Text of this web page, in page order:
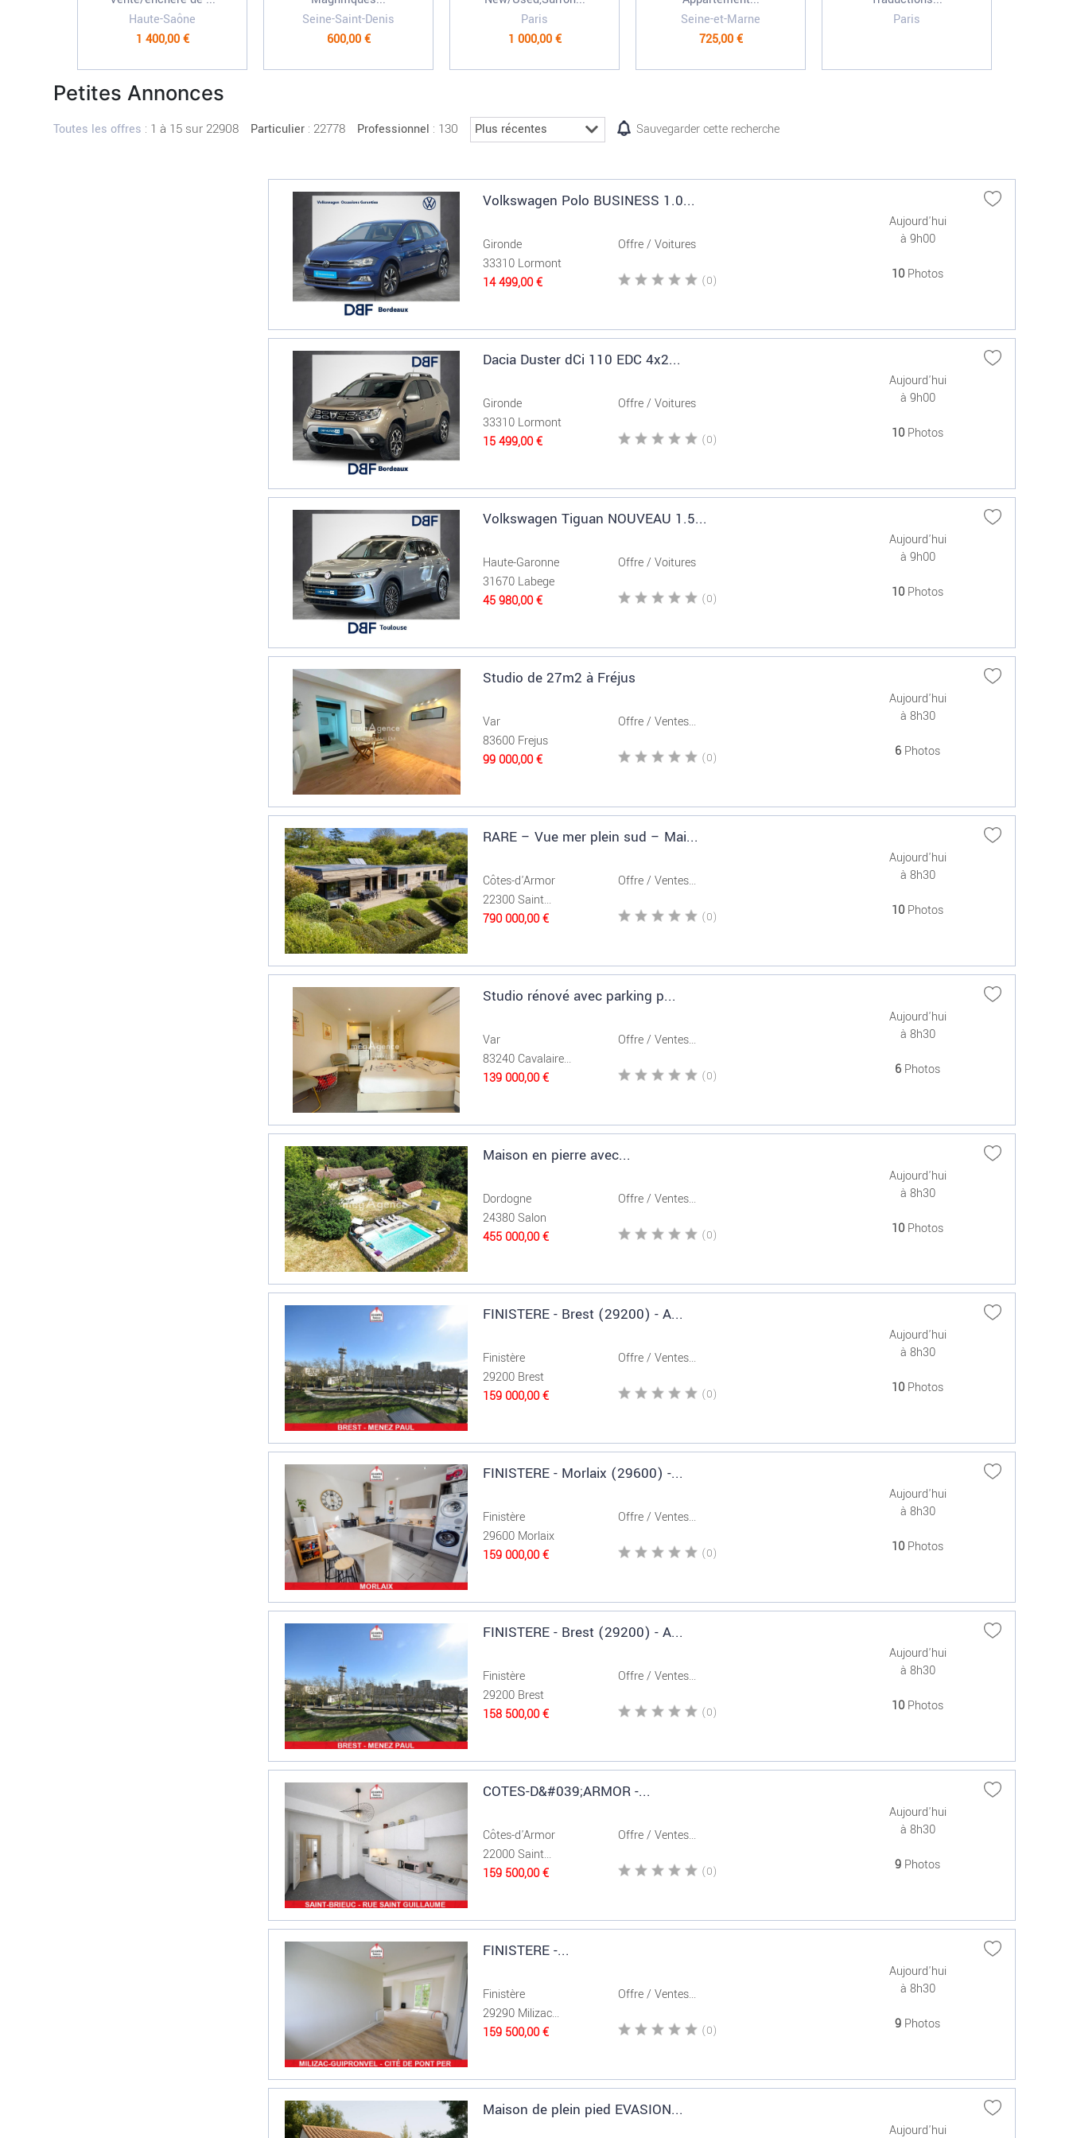
Haute-Saône
1 400,00 €
Seine-Saint-Denis
600,00 €
Paris
1 000,00 €
Seine-et-Marne
725,00 €
Paris
Petites Annonces
Toutes les offres : 1 à 15 sur 22908 Particulier : 22778 Professionnel : 130 Sauvegarder cette recherche
Volkswagen Polo BUSINESS 1.0...
Gironde
33310 Lormont
14 499,00 €
Offre / Voitures
(0)
Aujourd'hui
à 9h00
10 Photos
Dacia Duster dCi 110 EDC 4x2...
Gironde
33310 Lormont
15 499,00 €
Offre / Voitures
(0)
Aujourd'hui
à 9h00
10 Photos
Volkswagen Tiguan NOUVEAU 1.5...
Haute-Garonne
31670 Labege
45 980,00 €
Offre / Voitures
(0)
Aujourd'hui
à 9h00
10 Photos
Studio de 27m2 à Fréjus
Var
83600 Frejus
99 000,00 €
Offre / Ventes...
(0)
Aujourd'hui
à 8h30
6 Photos
RARE – Vue mer plein sud – Mai...
Côtes-d'Armor
22300 Saint...
790 000,00 €
Offre / Ventes...
(0)
Aujourd'hui
à 8h30
10 Photos
Studio rénové avec parking p...
Var
83240 Cavalaire...
139 000,00 €
Offre / Ventes...
(0)
Aujourd'hui
à 8h30
6 Photos
Maison en pierre avec...
Dordogne
24380 Salon
455 000,00 €
Offre / Ventes...
(0)
Aujourd'hui
à 8h30
10 Photos
FINISTERE - Brest (29200) - A...
Finistère
29200 Brest
159 000,00 €
Offre / Ventes...
(0)
Aujourd'hui
à 8h30
10 Photos
FINISTERE - Morlaix (29600) -...
Finistère
29600 Morlaix
159 000,00 €
Offre / Ventes...
(0)
Aujourd'hui
à 8h30
10 Photos
FINISTERE - Brest (29200) - A...
Finistère
29200 Brest
158 500,00 €
Offre / Ventes...
(0)
Aujourd'hui
à 8h30
10 Photos
COTES-D&#039;ARMOR -...
Côtes-d'Armor
22000 Saint...
159 500,00 €
Offre / Ventes...
(0)
Aujourd'hui
à 8h30
9 Photos
FINISTERE -...
Finistère
29290 Milizac...
159 500,00 €
Offre / Ventes...
(0)
Aujourd'hui
à 8h30
9 Photos
Maison de plein pied EVASION...
Aujourd'hui